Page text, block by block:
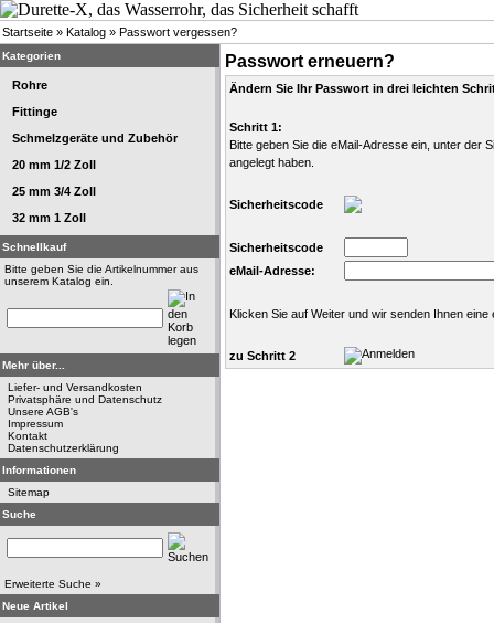
Startseite » Katalog » Passwort vergessen?
Kategorien
Rohre
Fittinge
Schmelzgeräte und Zubehör
20 mm 1/2 Zoll
25 mm 3/4 Zoll
32 mm 1 Zoll
Schnellkauf
Bitte geben Sie die Artikelnummer aus
unserem Katalog ein.
Mehr über...
Liefer- und Versandkosten
Privatsphäre und Datenschutz
Unsere AGB's
Impressum
Kontakt
Datenschutzerklärung
Informationen
Sitemap
Suche
Erweiterte Suche »
Neue Artikel
Passwort erneuern?
Ändern Sie Ihr Passwort in drei leichten
Schritt 1:
Bitte geben Sie die eMail-Adresse ein, unter der
angelegt haben.
Sicherheitscode
Sicherheitscode
eMail-Adresse:
Klicken Sie auf Weiter und wir senden Ihnen
zu Schritt 2